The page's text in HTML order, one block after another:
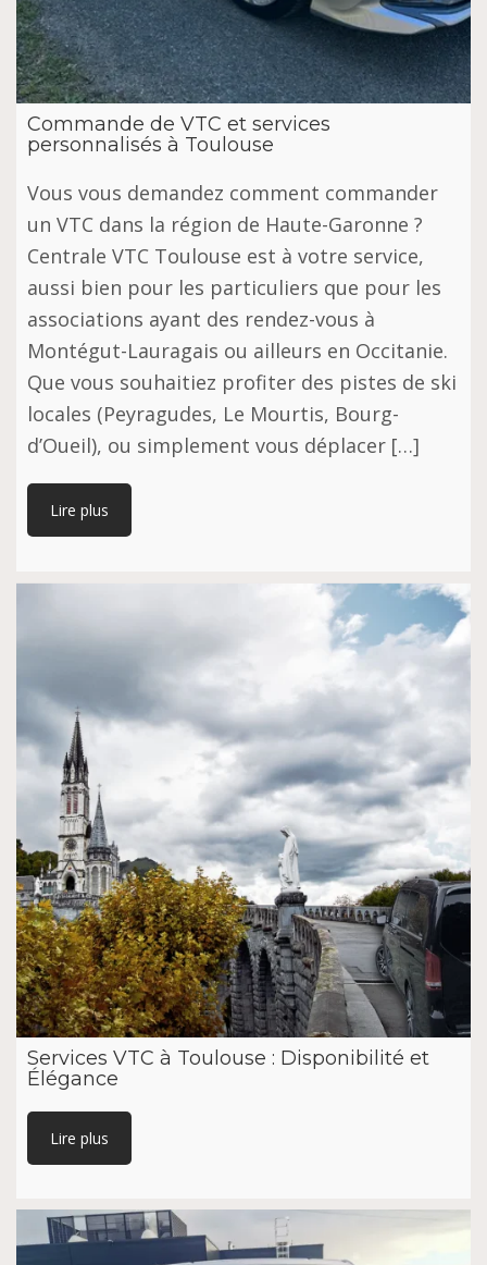
Commande de VTC et services
personnalisés à Toulouse
Vous vous demandez comment commander
un VTC dans la région de Haute-Garonne ?
Centrale VTC Toulouse est à votre service,
aussi bien pour les particuliers que pour les
associations ayant des rendez-vous à
Montégut-Lauragais ou ailleurs en Occitanie.
Que vous souhaitiez profiter des pistes de ski
locales (Peyragudes, Le Mourtis, Bourg-
d’Oueil), ou simplement vous déplacer […]
Lire plus
Services VTC à Toulouse : Disponibilité et
Élégance
Lire plus